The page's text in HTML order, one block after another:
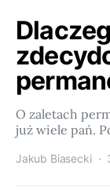
O zaletach
już wiele pań.
Jakub Biasecki